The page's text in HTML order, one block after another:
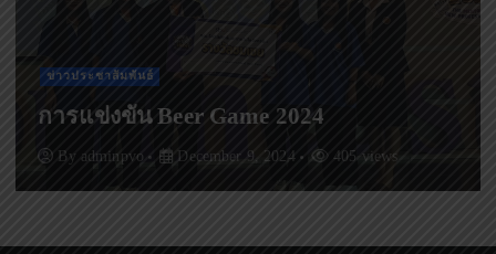
ข่าวประชาสัมพันธ์
Start Up Board Game
Byadminpvo December 9, 2024 582 views